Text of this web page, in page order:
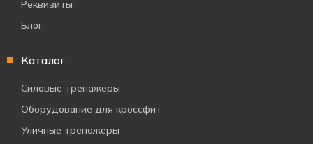
Реквизиты
Блог
Каталог
Силовые тренажеры
Оборудование для кроссфит
Уличные тренажеры